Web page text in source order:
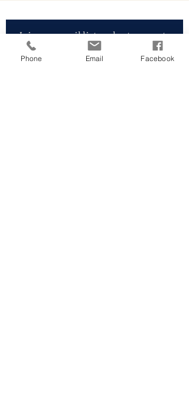
Join our email list and get access to
specials deals exclusive to our
subscribers.
Phone Email Facebook